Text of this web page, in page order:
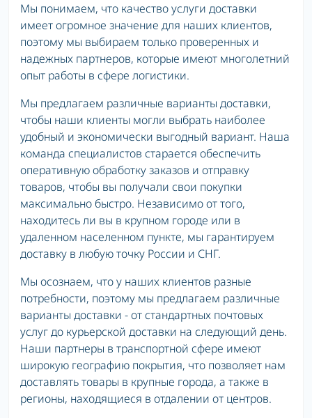
Мы понимаем, что качество услуги доставки
имеет огромное значение для наших клиентов,
поэтому мы выбираем только проверенных и
надежных партнеров, которые имеют многолетний
опыт работы в сфере логистики.
Мы предлагаем различные варианты доставки,
чтобы наши клиенты могли выбрать наиболее
удобный и экономически выгодный вариант. Наша
команда специалистов старается обеспечить
оперативную обработку заказов и отправку
товаров, чтобы вы получали свои покупки
максимально быстро. Независимо от того,
находитесь ли вы в крупном городе или в
удаленном населенном пункте, мы гарантируем
доставку в любую точку России и СНГ.
Мы осознаем, что у наших клиентов разные
потребности, поэтому мы предлагаем различные
варианты доставки - от стандартных почтовых
услуг до курьерской доставки на следующий день.
Наши партнеры в транспортной сфере имеют
широкую географию покрытия, что позволяет нам
доставлять товары в крупные города, а также в
регионы, находящиеся в отдалении от центров.